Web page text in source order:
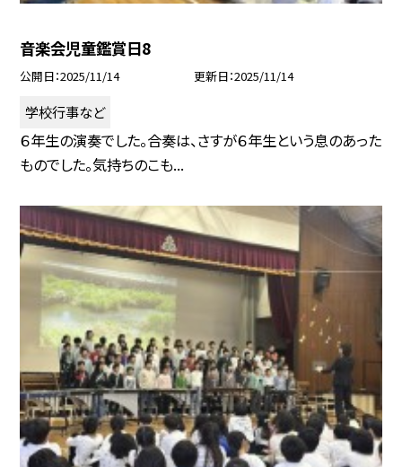
音楽会児童鑑賞日8
公開日 2025/11/14 更新日 2025/11/14
学校行事など
６年生の演奏でした。合奏は、さすが６年生という息のあった
ものでした。気持ちのこも...